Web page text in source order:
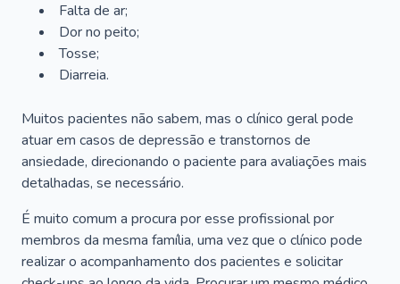
Falta de ar;
Dor no peito;
Tosse;
Diarreia.
Muitos pacientes não sabem, mas o clínico geral pode
atuar em casos de depressão e transtornos de
ansiedade, direcionando o paciente para avaliações mais
detalhadas, se necessário.
É muito comum a procura por esse profissional por
membros da mesma família, uma vez que o clínico pode
realizar o acompanhamento dos pacientes e solicitar